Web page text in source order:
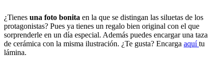
¿Tienes una foto bonita en la que se distingan las siluetas de los
protagonistas? Pues ya tienes un regalo bien original con el que
sorprenderle en un día especial. Además puedes encargar una taza
de cerámica con la misma ilustración. ¿Te gusta? Encarga aquítu
lámina.